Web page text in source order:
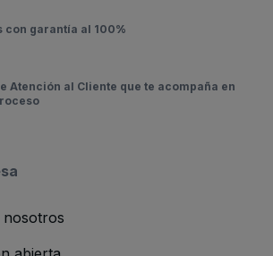
con garantía al 100%
Atención al Cliente que te acompaña en
nosotros